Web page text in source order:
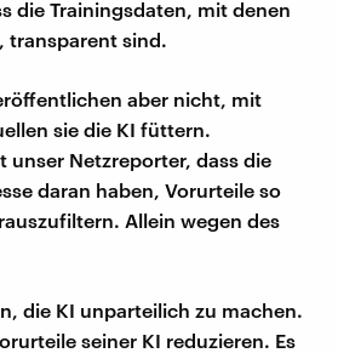
die Trainingsdaten, mit denen
transparent sind.
aber nicht, mit
sie die KI füttern.
unser Netzreporter, dass die
daran haben, Vorurteile so
Allein wegen des
die KI unparteilich zu machen.
seiner KI reduzieren. Es